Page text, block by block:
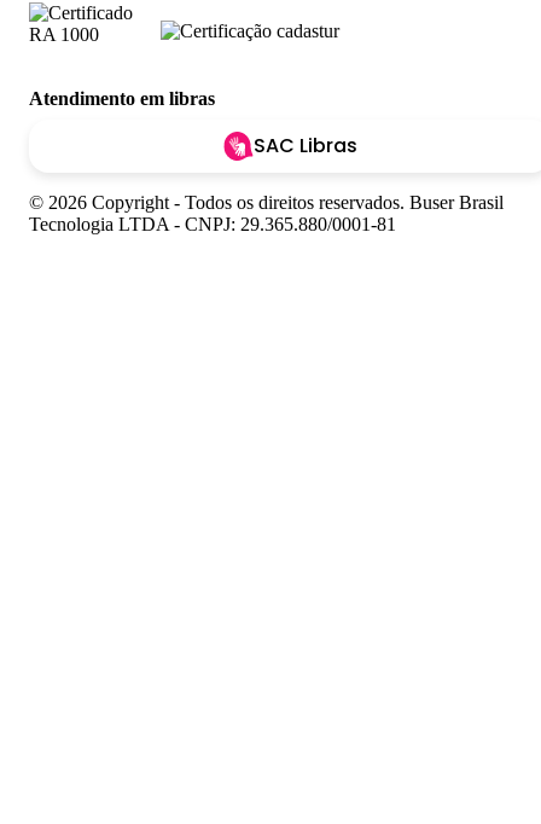
Atendimento em libras
SAC Libras
© 2026 Copyright - Todos os direitos reservados. Buser Brasil
Tecnologia LTDA - CNPJ: 29.365.880/0001-81